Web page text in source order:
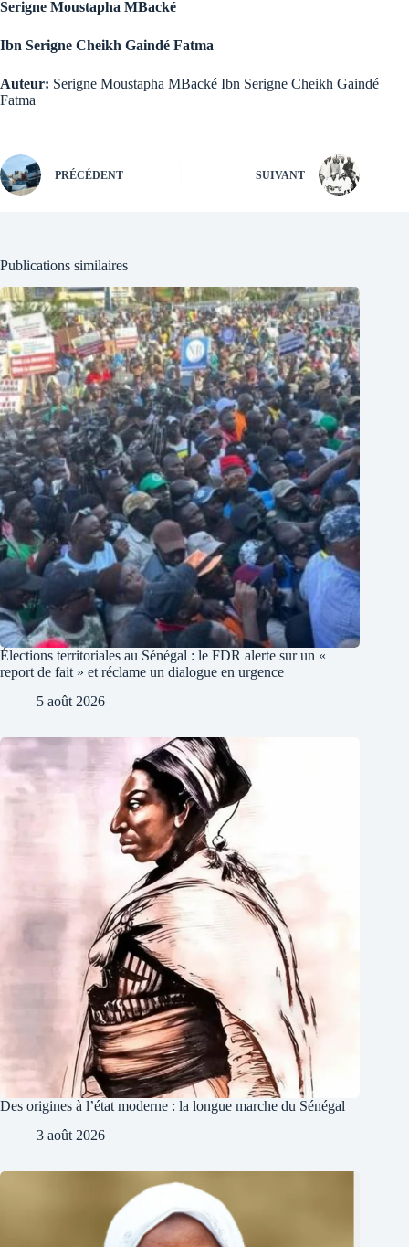
Serigne Moustapha MBacké
Ibn Serigne Cheikh Gaindé Fatma
Auteur: Serigne Moustapha MBacké Ibn Serigne Cheikh Gaindé
Fatma
PRÉCÉDENT SUIVANT
Publications similaires
Élections territoriales au Sénégal : le FDR alerte sur un «
report de fait » et réclame un dialogue en urgence
5 août 2026
Des origines à l’état moderne : la longue marche du Sénégal
3 août 2026